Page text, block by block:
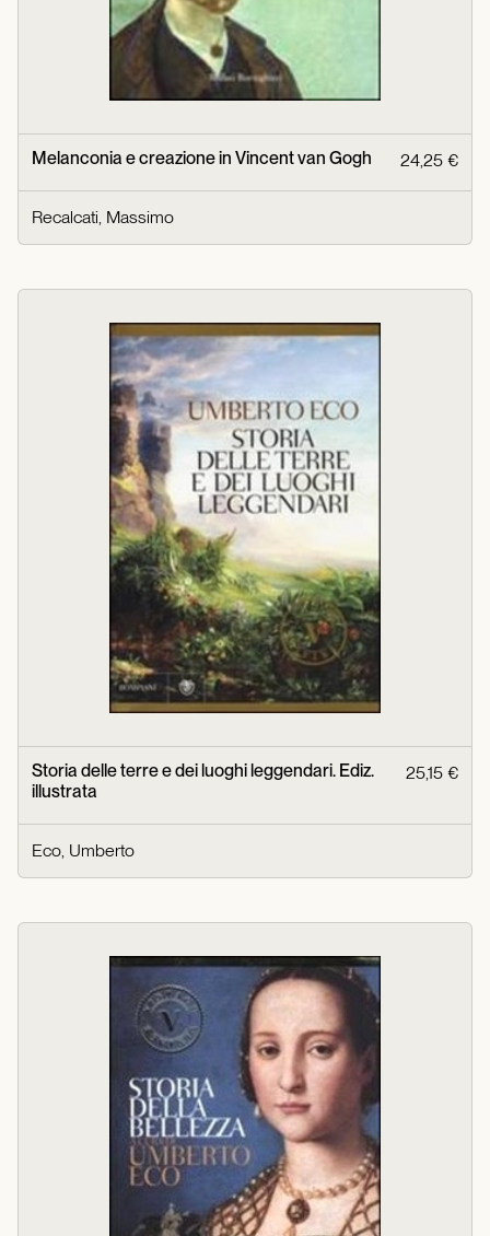
Melanconia e creazione in Vincent van Gogh 24,25 €
Recalcati, Massimo
Storia delle terre e dei luoghi leggendari. Ediz.
illustrata
25,15 €
Eco, Umberto